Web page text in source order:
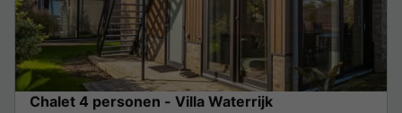
Chalet 4 personen - Villa Waterrijk